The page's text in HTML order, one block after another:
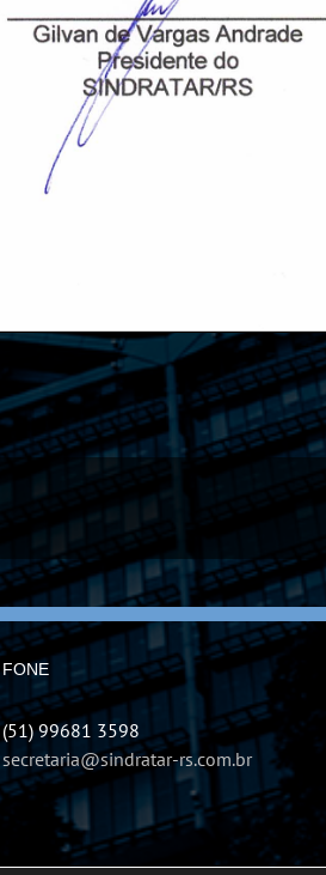
FONE
(51) 99681 3598
secretaria@sindratar-rs.com.br